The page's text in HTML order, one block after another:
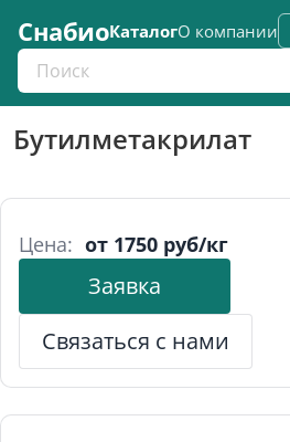
СнабиоКаталогО компании
Поиск по каталогу
Бутилметакрилат
Цена: от 1750 руб/кг
Заявка
Связаться с нами